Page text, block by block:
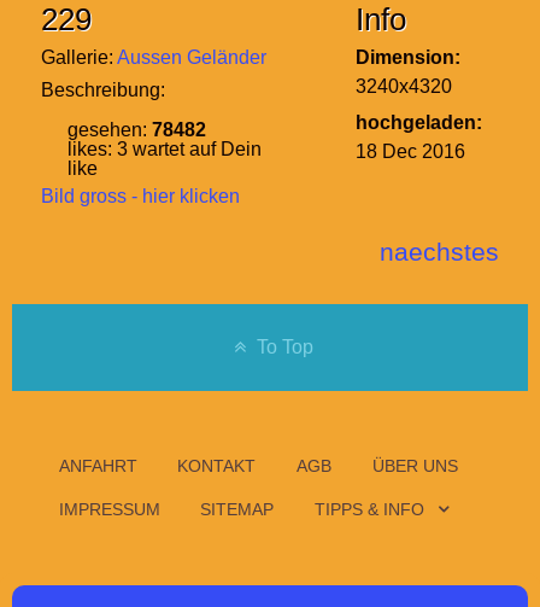
229
Gallerie: Aussen Geländer
Beschreibung:
gesehen: 78482
likes: 3 wartet auf Dein
like
Bild gross - hier klicken
Info
Dimension:
3240x4320
hochgeladen:
18 Dec 2016
naechstes
To Top
ANFAHRT KONTAKT AGB ÜBER UNS
IMPRESSUM SITEMAP TIPPS & INFO